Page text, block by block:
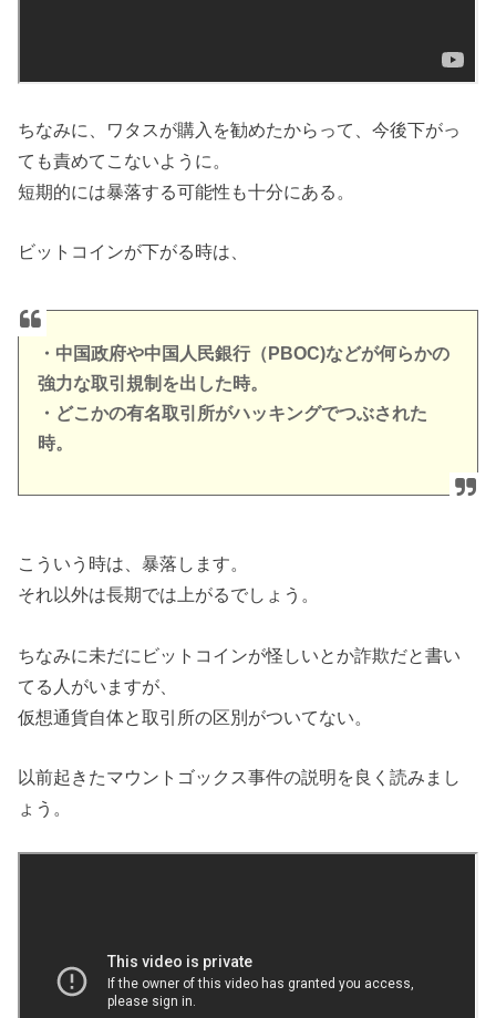
ちなみに、ワタスが購入を勧めたからって、今後下がっ
ても責めてこないように。
短期的には暴落する可能性も十分にある。
ビットコインが下がる時は、
・中国政府や中国人民銀行（PBOC)などが何らかの
強力な取引規制を出した時。
・どこかの有名取引所がハッキングでつぶされた
時。
こういう時は、暴落します。
それ以外は長期では上がるでしょう。
ちなみに未だにビットコインが怪しいとか詐欺だと書い
てる人がいますが、
仮想通貨自体と取引所の区別がついてない。
以前起きたマウントゴックス事件の説明を良く読みまし
ょう。